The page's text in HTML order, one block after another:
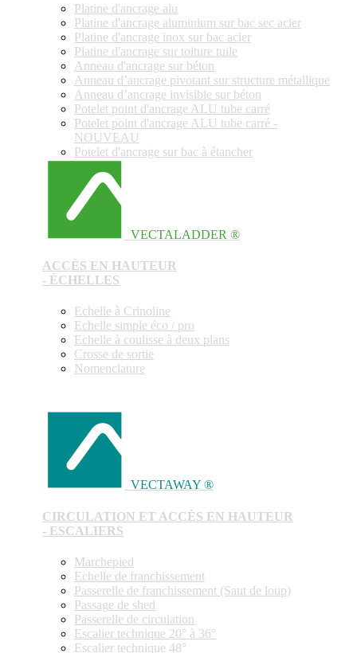
Platine d'ancrage alu
Platine d'ancrage aluminium sur bac sec acier
Platine d'ancrage inox sur bac acier
Platine d'ancrage sur toiture tuile
Anneau d'ancrage sur béton
Anneau d’ancrage pivotant sur structure métallique
Anneau d’ancrage invisible sur béton
Potelet point d'ancrage ALU tube carré
Potelet point d'ancrage ALU tube carré -
NOUVEAU
Potelet d'ancrage sur bac à étancher
VECTALADDER ®
ACCÈS EN HAUTEUR
- ÉCHELLES
Echelle à Crinoline
Echelle simple éco / pro
Echelle à coulisse à deux plans
Crosse de sortie
Nomenclature
VECTAWAY ®
CIRCULATION ET ACCÈS EN HAUTEUR
- ESCALIERS
Marchepied
Echelle de franchissement
Passerelle de franchissement (Saut de loup)
Passage de shed
Passerelle de circulation
Escalier technique 20° à 36°
Escalier technique 48°